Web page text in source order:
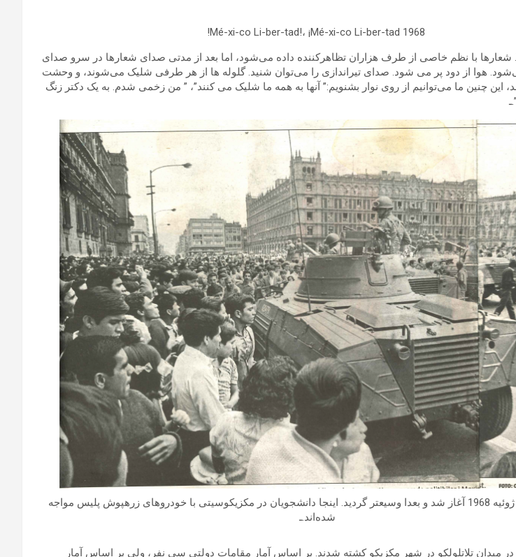
شعارها با نظم خاصی از طرف هزاران تظاهرکننده داده می‌شود، اما بعد از مدتی صدای شعارها در سرو صدای
هوا از دود پر می شود. صدای تیراندازی را می‌توان ‌شنید. گلوله ها از هر طرفی شلیک می‌شوند، و وحشت
این چنین ما می‌توانیم از روی نوار بشنویم:” آنها به همه ما شلیک می کنند”، ” من زخمی شدم. به یک دکتر زنگ
تظاهرات در ماه ژوئیه 1968 آغاز شد و بعدا وسیعتر گردید. اینجا دانشجویان در مکزیکوسیتی با خودروهای زرهپوش پلیس مواجه
شده‌اند.ـ
در میدان تلاتلولکو در شهر مکزیکو کشته شدند. بر اساس آمار مقامات دولتی سی نفر، ولی بر اساس آمار